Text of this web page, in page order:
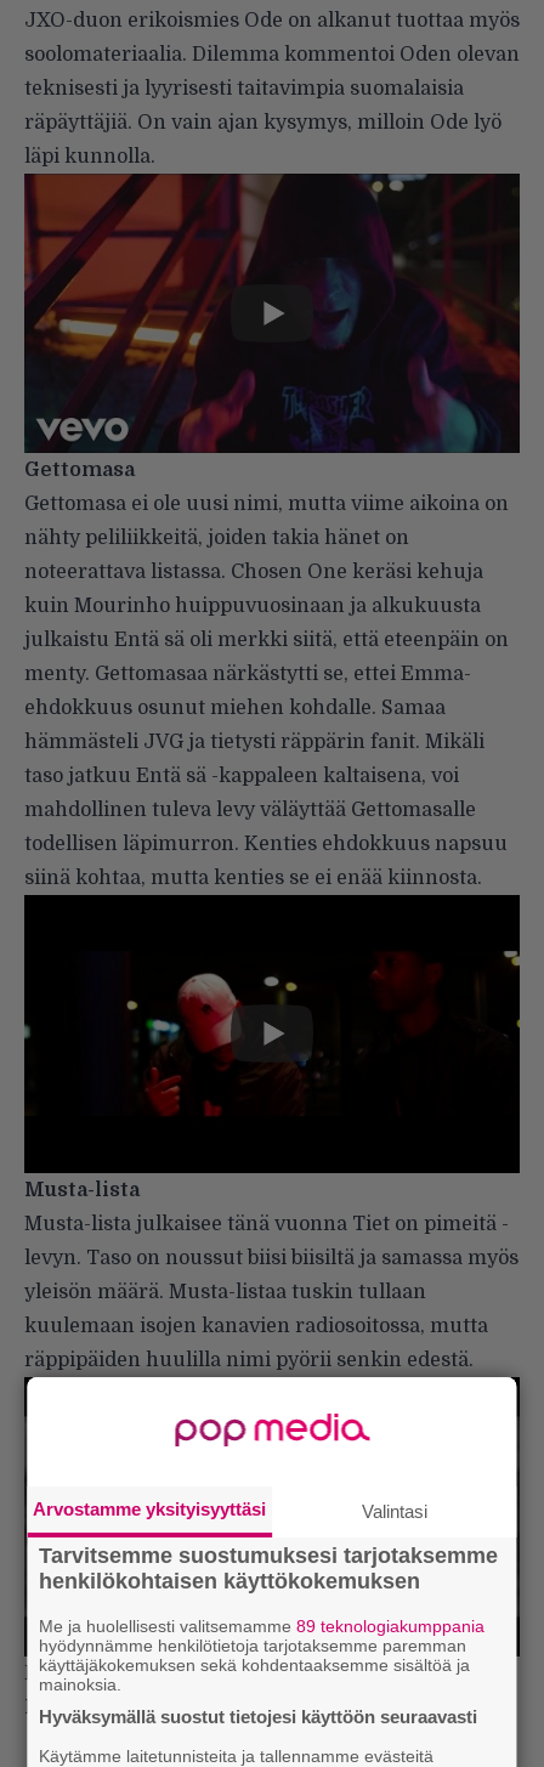
JXO-duon erikoismies Ode on alkanut tuottaa myös
soolomateriaalia. Dilemma kommentoi Oden olevan
teknisesti ja lyyrisesti taitavimpia suomalaisia
räpäyttäjiä. On vain ajan kysymys, milloin Ode lyö
läpi kunnolla.
Gettomasa
Gettomasa ei ole uusi nimi, mutta viime aikoina on
nähty peliliikkeitä, joiden takia hänet on
noteerattava listassa. Chosen One keräsi kehuja
kuin Mourinho huippuvuosinaan ja alkukuusta
julkaistu Entä sä oli merkki siitä, että eteenpäin on
menty. Gettomasaa närkästytti se, ettei Emma-
ehdokkuus osunut miehen kohdalle. Samaa
hämmästeli JVG ja tietysti räppärin fanit. Mikäli
taso jatkuu Entä sä -kappaleen kaltaisena, voi
mahdollinen tuleva levy väläyttää Gettomasalle
todellisen läpimurron. Kenties ehdokkuus napsuu
siinä kohtaa, mutta kenties se ei enää kiinnosta.
Musta-lista
Musta-lista julkaisee tänä vuonna Tiet on pimeitä -
levyn. Taso on noussut biisi biisiltä ja samassa myös
yleisön määrä. Musta-listaa tuskin tullaan
kuulemaan isojen kanavien radiosoitossa, mutta
räppipäiden huulilla nimi pyörii senkin edestä.
Pistä myös nämä nimet korvan taa:Musta Hanhi
NCO ,Graciasin suomilevy ja Sonny
Lue myös: Tilaa Rumban uutiskirje ja tiedät mistä
Arvostamme yksityisyyttäsi Valintasi
Tarvitsemme suostumuksesi tarjotaksemme
henkilökohtaisen käyttökokemuksen
Me ja huolellisesti valitsemamme89 teknologiakumppania
hyödynnämme henkilötietoja tarjotaksemme paremman
käyttäjäkokemuksen sekä kohdentaaksemme sisältöä ja
mainoksia.
Hyväksymällä suostut tietojesi käyttöön seuraavasti
Käytämme laitetunnisteita ja tallennamme evästeitä